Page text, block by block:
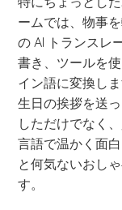
ームでは、物事
の AI トランスレ
書き、ツールを
イン語に変換し
生日の挨拶を送
しただけでなく
言語で温かく面
と何気ないおし
す。